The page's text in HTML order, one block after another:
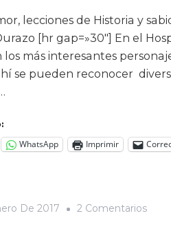
lecciones de Historia y
[hr gap=»30″] En el
más interesantes
se pueden reconocer
WhatsApp Imprimir
De 2017 2 ComentariosEn